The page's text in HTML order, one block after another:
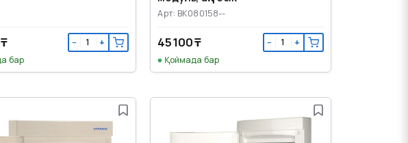
− +
бар
Арт: BK080158--
45 100 ₸ − +
Қоймада бар